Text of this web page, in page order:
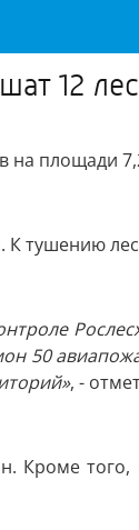
12
на площади
тушению
50
, -
Кроме